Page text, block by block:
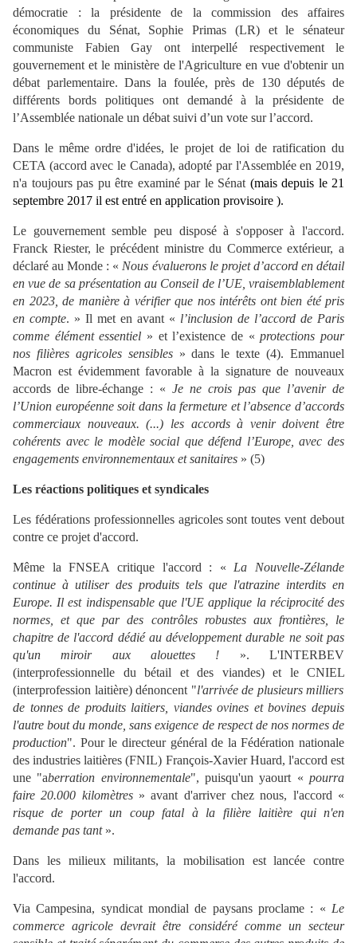
démocratie : la présidente de la commission des affaires
économiques du Sénat, Sophie Primas (LR) et le sénateur
communiste Fabien Gay ont interpellé respectivement le
gouvernement et le ministère de l'Agriculture en vue d'obtenir un
débat parlementaire. Dans la foulée, près de 130 députés de
différents bords politiques ont demandé à la présidente de
l’Assemblée nationale un débat suivi d’un vote sur l’accord.
Dans le même ordre d'idées, le projet de loi de ratification du
CETA (accord avec le Canada), adopté par l'Assemblée en 2019,
n'a toujours pas pu être examiné par le Sénat (mais depuis le 21
septembre 2017 il est entré en application provisoire ).
Le gouvernement semble peu disposé à s'opposer à l'accord.
Franck Riester, le précédent ministre du Commerce extérieur, a
déclaré au Monde : « Nous évaluerons le projet d’accord en détail
en vue de sa présentation au Conseil de l’UE, vraisemblablement
en 2023, de manière à vérifier que nos intérêts ont bien été pris
en compte. » Il met en avant « l’inclusion de l’accord de Paris
comme élément essentiel » et l’existence de «protections pour
nos filières agricoles sensibles » dans le texte (4). Emmanuel
Macron est évidemment favorable à la signature de nouveaux
accords de libre-échange : « Je ne crois pas que l’avenir de
l’Union européenne soit dans la fermeture et l’absence d’accords
commerciaux nouveaux. (...) les accords à venir doivent être
cohérents avec le modèle social que défend l’Europe, avec des
engagements environnementaux et sanitaires » (5)
Les réactions politiques et syndicales
Les fédérations professionnelles agricoles sont toutes vent debout
contre ce projet d'accord.
Même la FNSEA critique l'accord : « La Nouvelle-Zélande
continue à utiliser des produits tels que l'atrazine interdits en
Europe. Il est indispensable que l'UE applique la réciprocité des
normes, et que par des contrôles robustes aux frontières, le
chapitre de l'accord dédié au développement durable ne soit pas
qu'un miroir aux alouettes ! ». L'INTERBEV
(interprofessionnelle du bétail et des viandes) et le CNIEL
(interprofession laitière) dénoncent "l'arrivée de plusieurs milliers
de tonnes de produits laitiers, viandes ovines et bovines depuis
l'autre bout du monde, sans exigence de respect de nos normes de
production". Pour le directeur général de la Fédération nationale
des industries laitières (FNIL) François-Xavier Huard, l'accord est
une "aberration environnementale", puisqu'un yaourt «pourra
faire 20.000 kilomètres » avant d'arriver chez nous, l'accord «
risque de porter un coup fatal à la filière laitière qui n'en
demande pas tant ».
Dans les milieux militants, la mobilisation est lancée contre
l'accord.
Via Campesina, syndicat mondial de paysans proclame : « Le
commerce agricole devrait être considéré comme un secteur